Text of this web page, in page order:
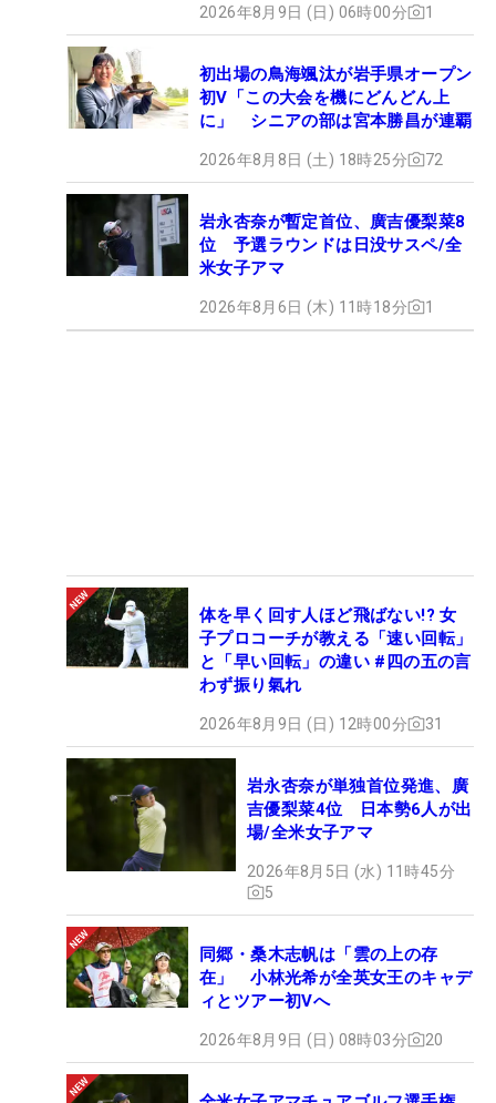
2026年8月9日 (日) 06時00分 1
初出場の鳥海颯汰が岩手県オープン
初V「この大会を機にどんどん上
に」 シニアの部は宮本勝昌が連覇
2026年8月8日 (土) 18時25分 72
岩永杏奈が暫定首位、廣吉優梨菜8
位 予選ラウンドは日没サスペ/全
米女子アマ
2026年8月6日 (木) 11時18分 1
体を早く回す人ほど飛ばない!? 女
子プロコーチが教える「速い回転」
と「早い回転」の違い #四の五の言
わず振り氣れ
2026年8月9日 (日) 12時00分 31
岩永杏奈が単独首位発進、廣
吉優梨菜4位 日本勢6人が出
場/全米女子アマ
2026年8月5日 (水) 11時45分
5
同郷・桑木志帆は「雲の上の存
在」 小林光希が全英女王のキャデ
ィとツアー初Vへ
2026年8月9日 (日) 08時03分 20